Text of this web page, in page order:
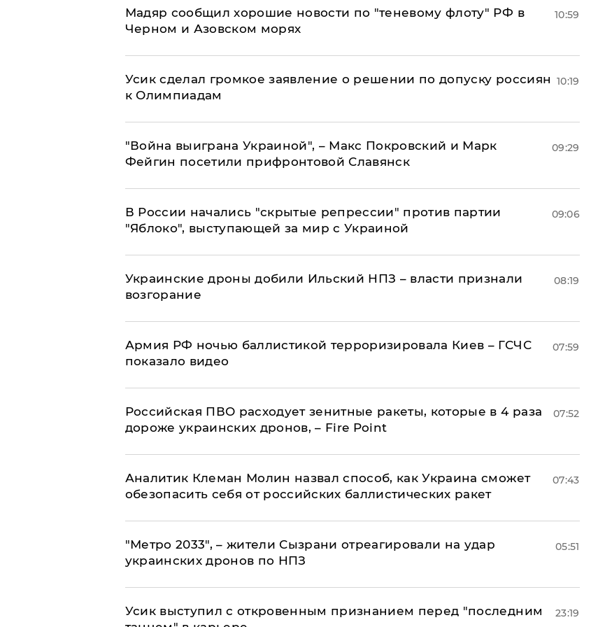
Мадяр сообщил хорошие новости по "теневому флоту" РФ в
Черном и Азовском морях
10:59
Усик сделал громкое заявление о решении по допуску россиян
к Олимпиадам
10:19
"Война выиграна Украиной", – Макс Покровский и Марк
Фейгин посетили прифронтовой Славянск
09:29
В России начались "скрытые репрессии" против партии
"Яблоко", выступающей за мир с Украиной
09:06
Украинские дроны добили Ильский НПЗ – власти признали
возгорание
08:19
Армия РФ ночью баллистикой терроризировала Киев – ГСЧС
показало видео
07:59
Российская ПВО расходует зенитные ракеты, которые в 4 раза
дороже украинских дронов, – Fire Point
07:52
Аналитик Клеман Молин назвал способ, как Украина сможет
обезопасить себя от российских баллистических ракет
07:43
"Метро 2033", – жители Сызрани отреагировали на удар
украинских дронов по НПЗ
05:51
Усик выступил с откровенным признанием перед "последним
23:19